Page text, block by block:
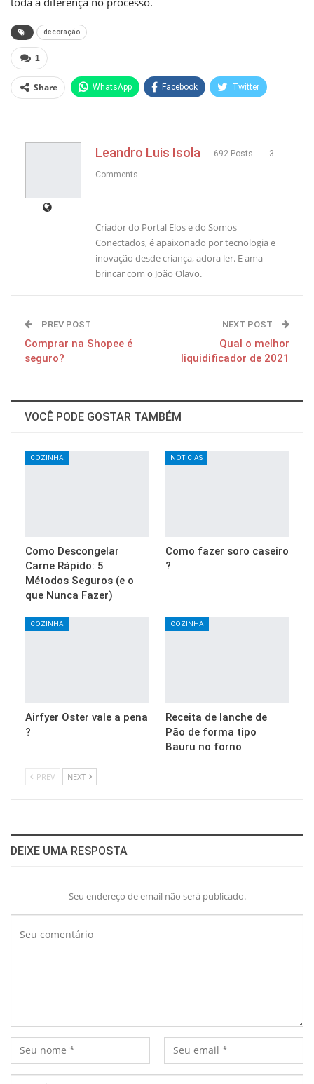
decoração
1
Share WhatsApp Facebook Twitter
Leandro Luis Isola 692 Posts 3
Comments
Criador do Portal Elos e do Somos
Conectados, é apaixonado por tecnologia e
inovação desde criança, adora ler. E ama
brincar com o João Olavo.
PREV POST
Comprar na Shopee é
seguro?
NEXT POST
Qual o melhor
liquidificador de 2021
VOCÊ PODE GOSTAR TAMBÉM
COZINHA
Como Descongelar
Carne Rápido: 5
Métodos Seguros (e o
que Nunca Fazer)
NOTICIAS
Como fazer soro caseiro
?
COZINHA
Airfyer Oster vale a pena
?
COZINHA
Receita de lanche de
Pão de forma tipo
Bauru no forno
PREV NEXT
DEIXE UMA RESPOSTA
Seu endereço de email não será publicado.